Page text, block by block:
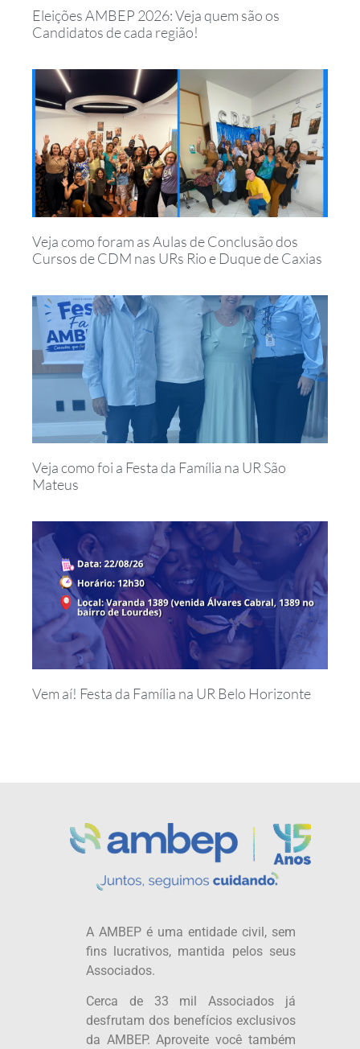
Eleições AMBEP 2026: Veja quem são os
Candidatos de cada região!
Veja como foram as Aulas de Conclusão dos
Cursos de CDM nas URs Rio e Duque de Caxias
Veja como foi a Festa da Família na UR São
Mateus
Vem aí! Festa da Família na UR Belo Horizonte
A AMBEP é uma entidade civil, sem
fins lucrativos, mantida pelos seus
Associados.
Cerca de 33 mil Associados já
desfrutam dos benefícios exclusivos
da AMBEP. Aproveite você também